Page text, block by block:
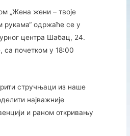
„Жена жени – твоје
рукама“ одржаће се у
центра Шабац, 24.
са почетком у 18:00
стручњаци из наше
најважније
и раном откривању